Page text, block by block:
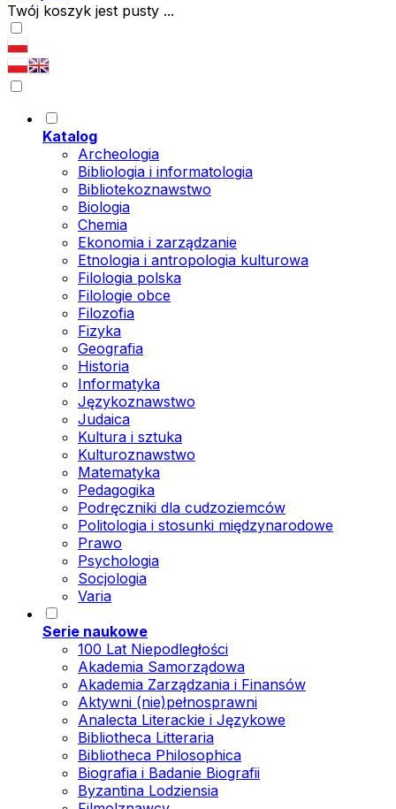
Twój koszyk jest pusty ...
Katalog
Archeologia
Bibliologia i informatologia
Bibliotekoznawstwo
Biologia
Chemia
Ekonomia i zarządzanie
Etnologia i antropologia kulturowa
Filologia polska
Filologie obce
Filozofia
Fizyka
Geografia
Historia
Informatyka
Językoznawstwo
Judaica
Kultura i sztuka
Kulturoznawstwo
Matematyka
Pedagogika
Podręczniki dla cudzoziemców
Politologia i stosunki międzynarodowe
Prawo
Psychologia
Socjologia
Varia
Serie naukowe
100 Lat Niepodległości
Akademia Samorządowa
Akademia Zarządzania i Finansów
Aktywni (nie)pełnosprawni
Analecta Literackie i Językowe
Bibliotheca Litteraria
Bibliotheca Philosophica
Biografia i Badanie Biografii
Byzantina Lodziensia